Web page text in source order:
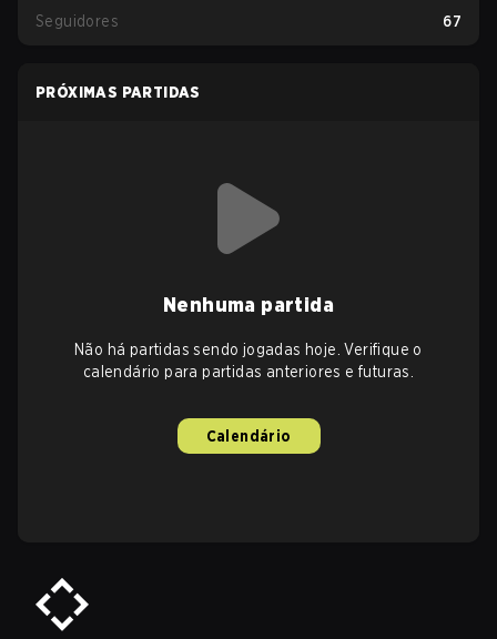
Seguidores 67
PRÓXIMAS PARTIDAS
Nenhuma partida
Não há partidas sendo jogadas hoje. Verifique o
calendário para partidas anteriores e futuras.
Calendário